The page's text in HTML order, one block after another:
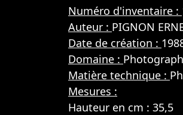
Numéro d'inventaire :
Auteur : PIGNON
Date de création :
Domaine :
Matière technique :
Mesures :
Hauteur en cm : 35,5